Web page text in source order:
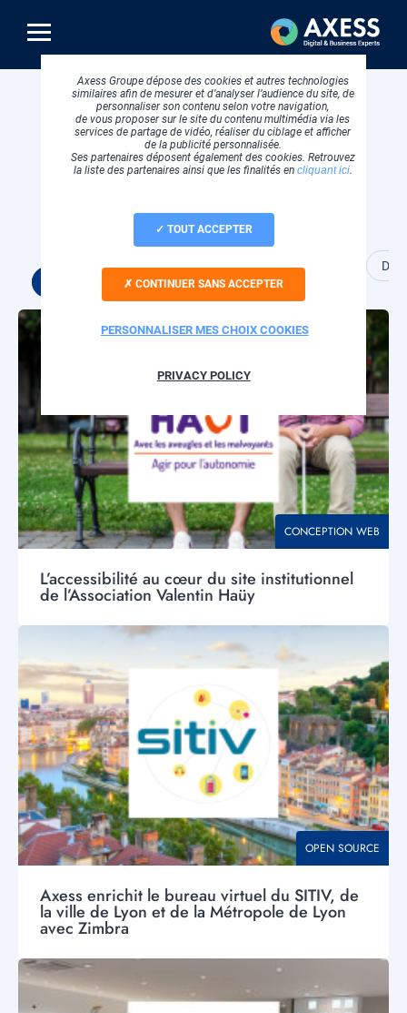
contenu
principal
Accueil Success stories
Cloud et hébergement Conception web
Visuel
principal
THÉMATIQUE
CONCEPTION WEB
L’accessibilité au cœur du site institutionnel
de l’Association Valentin Haüy
THÉMATIQUE
OPEN SOURCE
Axess enrichit le bureau virtuel du SITIV, de
la ville de Lyon et de la Métropole de Lyon
avec Zimbra
Visuel
principal
Axess Groupe dépose des cookies et autres technologies
similaires afin de mesurer et d’analyser l’audience du site, de
personnaliser son contenu selon votre navigation,
de vous proposer sur le site du contenu multimédia via les
services de partage de vidéo, réaliser du ciblage et afficher
de la publicité personnalisée.
Ses partenaires déposent également des cookies. Retrouvez
la liste des partenaires ainsi que les finalités en cliquant ici.
TOUT ACCEPTER
CONTINUER SANS ACCEPTER
PERSONNALISER MES CHOIX COOKIES
PRIVACY POLICY